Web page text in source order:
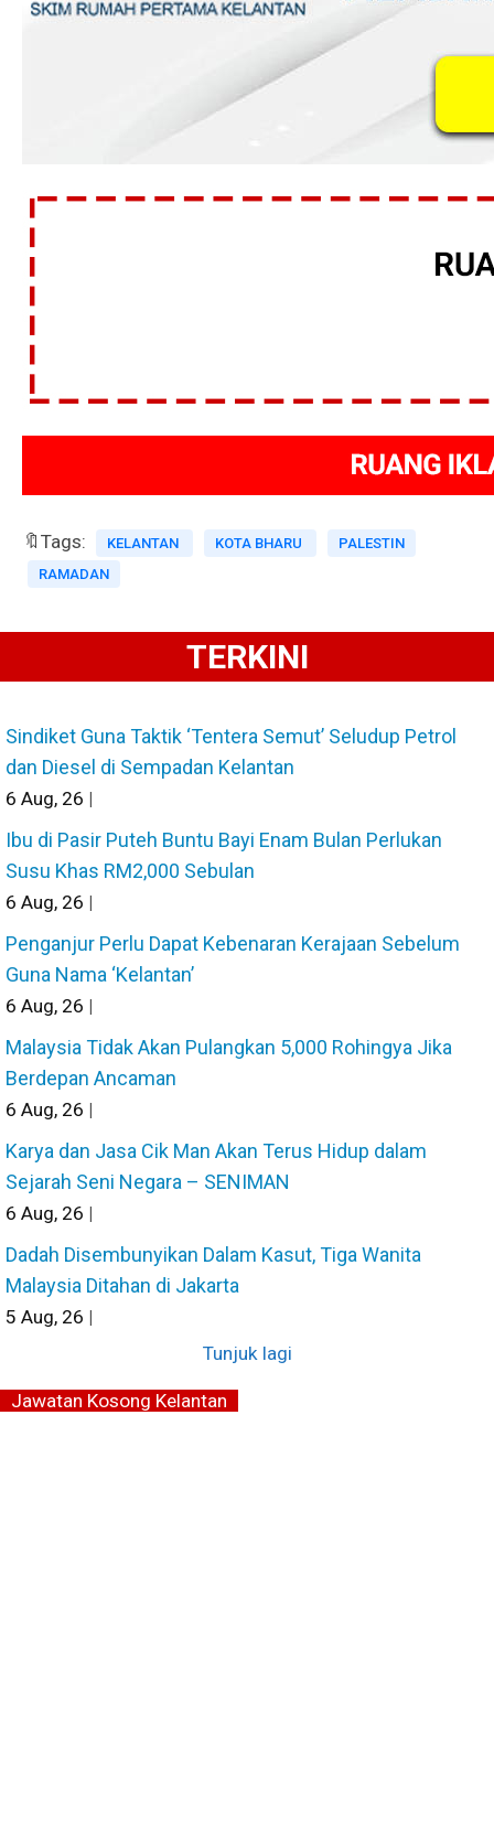
🔖Tags: KELANTAN KOTA BHARU
PALESTIN
RAMADAN
TERKINI
Sindiket Guna Taktik ‘Tentera Semut’ Seludup Petrol
dan Diesel di Sempadan Kelantan
6 Aug, 26 |
Ibu di Pasir Puteh Buntu Bayi Enam Bulan Perlukan
Susu Khas RM2,000 Sebulan
6 Aug, 26 |
Penganjur Perlu Dapat Kebenaran Kerajaan Sebelum
Guna Nama ‘Kelantan’
6 Aug, 26 |
Malaysia Tidak Akan Pulangkan 5,000 Rohingya Jika
Berdepan Ancaman
6 Aug, 26 |
Karya dan Jasa Cik Man Akan Terus Hidup dalam
Sejarah Seni Negara – SENIMAN
6 Aug, 26 |
Dadah Disembunyikan Dalam Kasut, Tiga Wanita
Malaysia Ditahan di Jakarta
5 Aug, 26 |
Tunjuk lagi
Jawatan Kosong Kelantan